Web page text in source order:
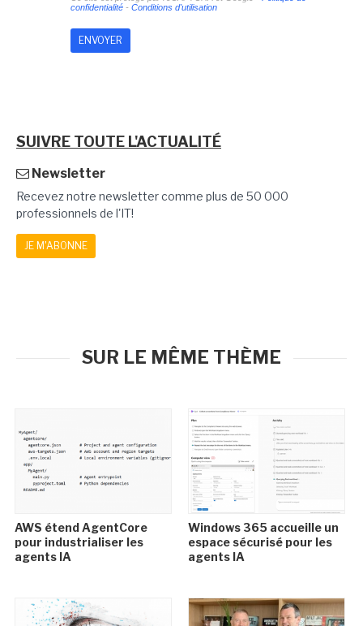
confidentialité- Conditions d'utilisation
SUIVRE TOUTE L'ACTUALITÉ
Newsletter
Recevez notre newsletter comme plus de 50 000
professionnels de l'IT!
JE M'ABONNE
SUR LE MÊME THÈME
AWS étend AgentCore
pour industrialiser les
agents IA
Windows 365 accueille un
espace sécurisé pour les
agents IA